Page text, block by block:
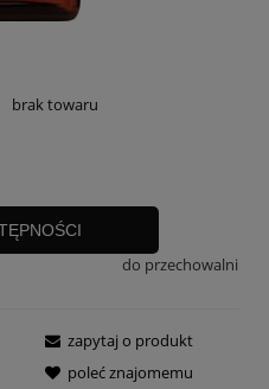
brak towaru
do przechowalni
zapytaj o produkt
poleć znajomemu